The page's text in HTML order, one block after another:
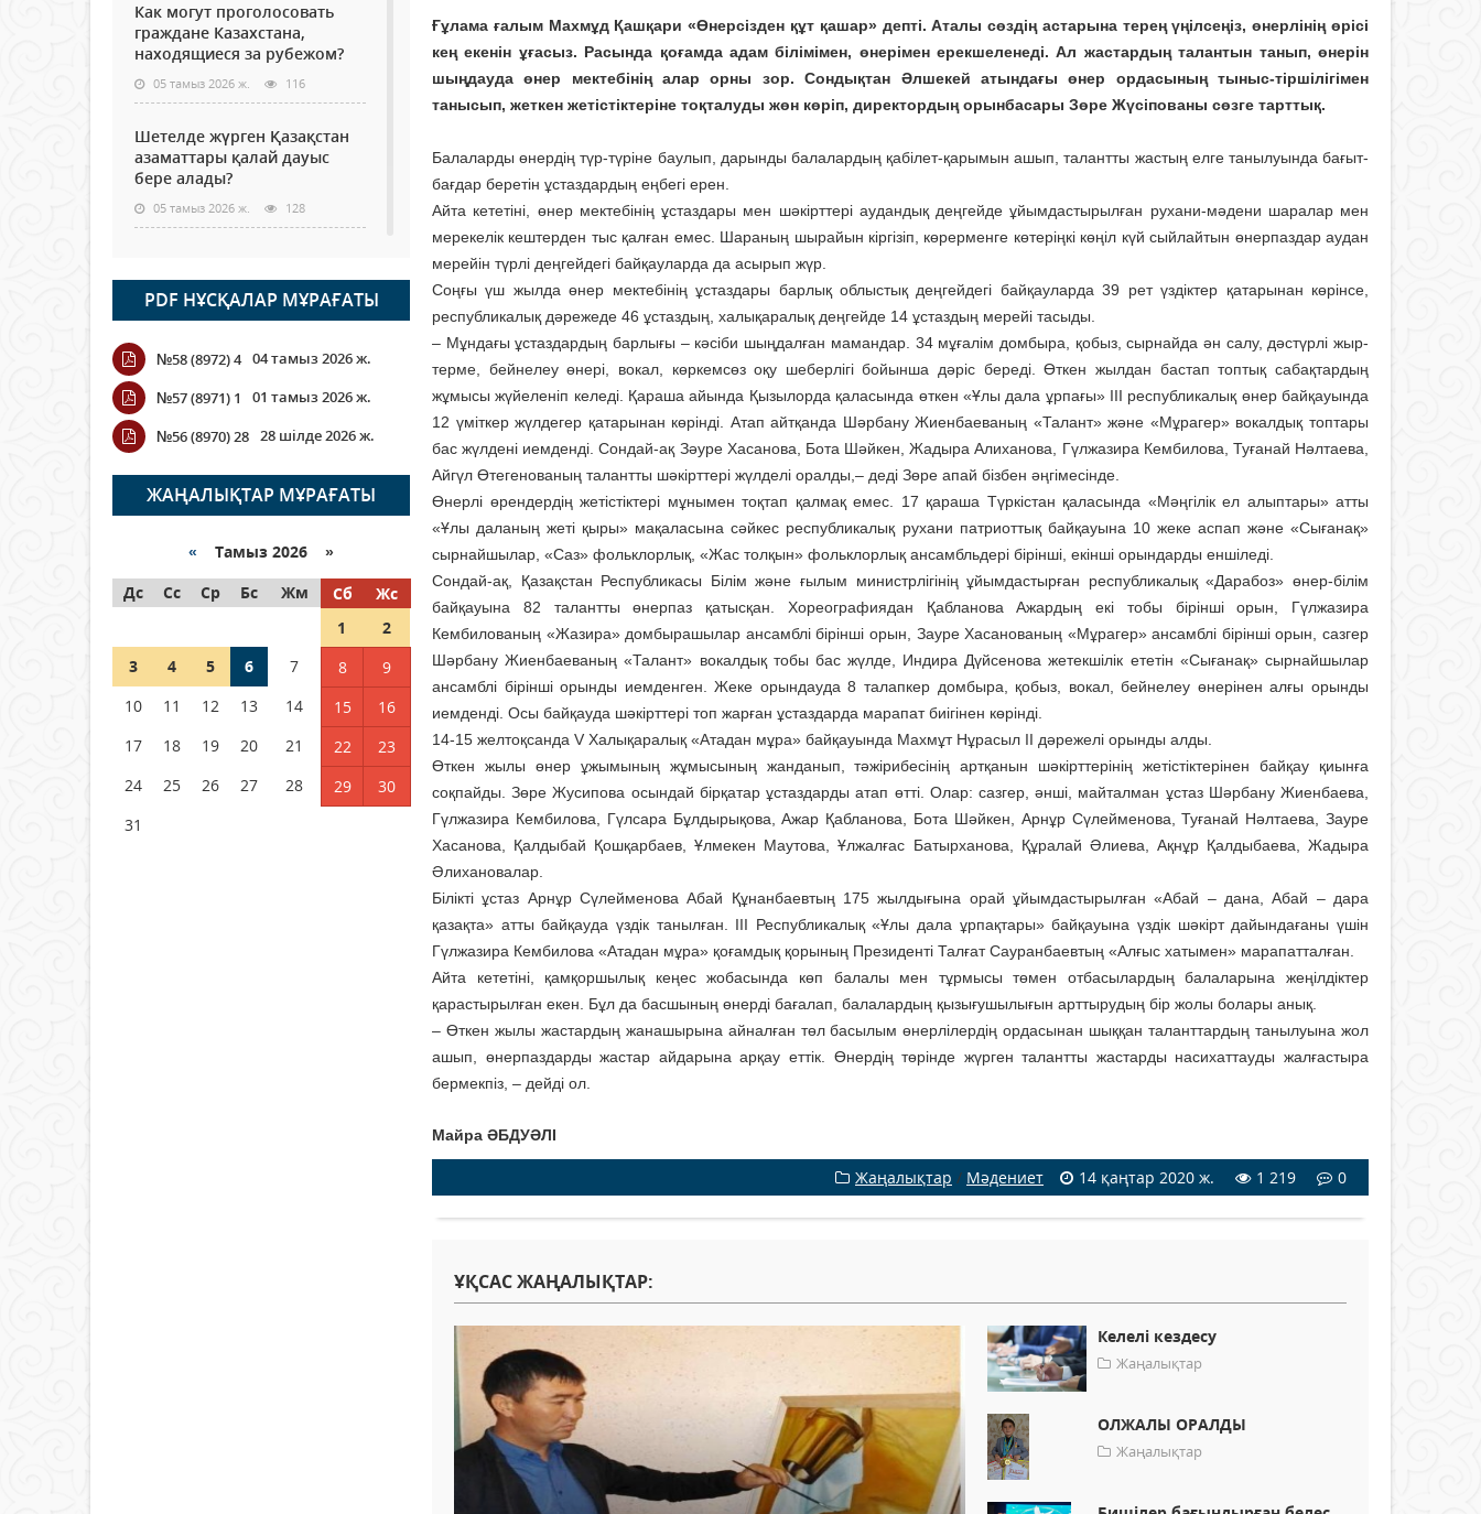
Как могут проголосовать
граждане Казахстана,
находящиеся за рубежом?
05 тамыз 2026 ж. 116
Шетелде жүрген Қазақстан
азаматтары қалай дауыс
бере алады?
05 тамыз 2026 ж. 128
баға әр түрлі болған
жағдайда
ҮКІМЕТТІК ЕМЕС ҰЙЫМДАРҒА
АРНАЛҒАН СЫЙЛЫҚАҚЫ
КОНКУРСЫНА ӨТІНІМ
ҚАБЫЛДАУ БАСТАЛДЫ
04 тамыз 2026 ж. 106
энергиясын өндіру бойынша
04 тамыз 2026 ж. 105
МЕ?
04 тамыз 2026 ж. 96
байланысты суды үнемдей
PDF НҰСҚАЛАР МҰРАҒАТЫ
№58 (8972) 4 04 тамыз 2026 ж.
№57 (8971) 1
01 тамыз 2026 ж.
№56 (8970) 28 28 шілде 2026 ж.
ЖАҢАЛЫҚТАР МҰРАҒАТЫ
« Тамыз 2026 »
Дс
Сс Ср Бс Жм Сб
Жс
1
2
3
4 5 6 7 8
9
10
11 12 13 14 15
16
17
18 19 20 21 22
23
24
25 26 27 28 29
30
31
Ғұлама ғалым Махмұд Қашқари «Өнерсізден құт қашар» депті. Аталы сөздің астарына терең үңілсеңіз, өнерлінің өрісі
кең екенін ұғасыз. Расында қоғамда адам білімімен, өнерімен ерекшеленеді. Ал жастардың талантын танып, өнерін
шыңдауда өнер мектебінің алар орны зор. Сондықтан Әлшекей атындағы өнер ордасының тыныс-тіршілігімен
танысып, жеткен жетістіктеріне тоқталуды жөн көріп, директордың орынбасары Зөре Жүсіпованы сөзге тарттық.
Балаларды өнердің түр-түріне баулып, дарынды балалардың қабілет-қарымын ашып, талантты жастың елге танылуында бағыт-
бағдар беретін ұстаздардың еңбегі ерен.
Айта кететіні, өнер мектебінің ұстаздары мен шәкірттері аудандық деңгейде ұйымдастырылған рухани-мәдени шаралар мен
мерекелік кештерден тыс қалған емес. Шараның шырайын кіргізіп, көрерменге көтеріңкі көңіл күй сыйлайтын өнерпаздар аудан
мерейін түрлі деңгейдегі байқауларда да асырып жүр.
Соңғы үш жылда өнер мектебінің ұстаздары барлық облыстық деңгейдегі байқауларда 39 рет үздіктер қатарынан көрінсе,
республикалық дәрежеде 46 ұстаздың, халықаралық деңгейде 14 ұстаздың мерейі тасыды.
– Мұндағы ұстаздардың барлығы – кәсіби шыңдалған мамандар. 34 мұғалім домбыра, қобыз, сырнайда ән салу, дәстүрлі жыр-
терме, бейнелеу өнері, вокал, көркемсөз оқу шеберлігі бойынша дәріс береді. Өткен жылдан бастап топтық сабақтардың
жұмысы жүйеленіп келеді. Қараша айында Қызылорда қаласында өткен «Ұлы дала ұрпағы» ІІІ республикалық өнер байқауында
12 үміткер жүлдегер қатарынан көрінді. Атап айтқанда Шәрбану Жиенбаеваның «Талант» және «Мұрагер» вокалдық топтары
бас жүлдені иемденді. Сондай-ақ Зәуре Хасанова, Бота Шәйкен, Жадыра Алиханова, Гүлжазира Кембилова, Туғанай Нәлтаева,
Айгүл Өтегенованың талантты шәкірттері жүлделі оралды,– деді Зөре апай бізбен әңгімесінде.
Өнерлі өрендердің жетістіктері мұнымен тоқтап қалмақ емес. 17 қараша Түркістан қаласында «Мәңгілік ел алыптары» атты
«Ұлы даланың жеті қыры» мақаласына сәйкес республикалық рухани патриоттық байқауына 10 жеке аспап және «Сығанақ»
сырнайшылар, «Саз» фольклорлық, «Жас толқын» фольклорлық ансамбльдері бірінші, екінші орындарды еншіледі.
Сондай-ақ, Қазақстан Республикасы Білім және ғылым министрлігінің ұйым­дастырған республикалық «Дарабоз» өнер-білім
байқауына 82 талантты өнерпаз қатысқан. Хореографиядан Қабланова Ажардың екі тобы бірінші орын, Гүлжазира
Кембилованың «Жазира» домбырашылар ансамблі бірінші орын, Зауре Хасанованың «Мұрагер» ансамблі бірінші орын, сазгер
Шәрбану Жиенбаеваның «Талант» вокалдық тобы бас жүлде, Индира Дүйсенова жетекшілік ететін «Сығанақ» сырнайшылар
ансамблі бірінші орынды иемденген. Жеке орындауда 8 талапкер домбыра, қобыз, вокал, бейнелеу өнерінен алғы орынды
иемденді. Осы байқауда шәкірттері топ жарған ұстаздарда марапат биігінен көрінді.
14-15 желтоқсанда V Халықаралық «Атадан мұра» байқауында Махмұт Нұрасыл ІІ дәрежелі орынды алды.
Өткен жылы өнер ұжымының жұмысының жанданып, тәжірибесінің артқанын шәкірттерінің жетістіктерінен байқау қиынға
соқпайды. Зөре Жусипова осындай бірқатар ұстаздарды атап өтті. Олар: сазгер, әнші, майталман ұстаз Шәрбану Жиенбаева,
Гүлжазира Кембилова, Гүлсара Бұлдырықова, Ажар Қабланова, Бота Шәйкен, Арнұр Сүлейменова, Туғанай Нәлтаева, Зауре
Хасанова, Қалдыбай Қошқарбаев, Ұлмекен Маутова, Ұлжалғас Батырханова, Құралай Әлиева, Ақнұр Қалдыбаева, Жадыра
Әлихановалар.
Білікті ұстаз Арнұр Сүлейменова Абай Құнанбаевтың 175 жылдығына орай ұйымдастырылған «Абай – дана, Абай – дара
қазақта» атты байқауда үздік танылған. ІІІ Республикалық «Ұлы дала ұрпақтары» байқауына үздік шәкірт дайындағаны үшін
Гүлжазира Кембилова «Атадан мұра» қоғамдық қорының Президенті Талғат Сауранбаевтың «Алғыс хатымен» марапатталған.
Айта кететіні, қамқоршылық кеңес жобасында көп балалы мен тұрмысы төмен отбасылардың балаларына жеңілдіктер
қарастырылған екен. Бұл да басшының өнерді бағалап, балалардың қызығушылығын арттырудың бір жолы болары анық.
– Өткен жылы жастардың жанашырына айналған төл басылым өнерлілердің ордасынан шыққан таланттардың танылуына жол
ашып, өнерпаздарды жастар айдарына арқау еттік. Өнердің төрінде жүрген талантты жастарды насихаттауды жалғастыра
бермекпіз, – дейді ол.
Майра ӘБДУӘЛІ
Жаңалықтар / Мәдениет 14 қаңтар 2020 ж. 1 219 0
ҰҚСАС ЖАҢАЛЫҚТАР:
Келелі кездесу
Жаңалықтар
ОЛЖАЛЫ ОРАЛДЫ
Жаңалықтар